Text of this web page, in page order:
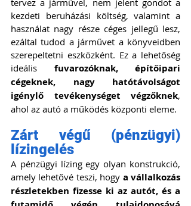
tervez a járművel, nem jelent gondot a
kezdeti beruházási költség, valamint a
használat nagy része céges jellegű lesz,
ezáltal tudod a járművet a könyveidben
szerepeltetni eszközként. Ez a lehetőség
ideális fuvarozóknak, építőipari
cégeknek, nagy hatótávolságot
igénylő tevékenységet végzőknek,
ahol az autó a működés központi eleme.
Zárt végű (pénzügyi)
lízingelés
A pénzügyi lízing egy olyan konstrukció,
amely lehetővé teszi, hogy a vállalkozás
részletekben fizesse ki az autót, és a